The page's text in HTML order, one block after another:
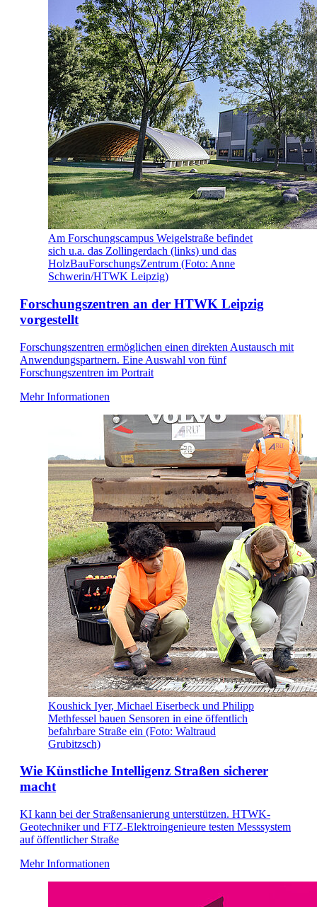
Am Forschungscampus Weigelstraße befindet
sich u.a. das Zollingerdach (links) und das
HolzBauForschungsZentrum (Foto: Anne
Schwerin/HTWK Leipzig)
Forschungszentren an der HTWK Leipzig
vorgestellt
Forschungszentren ermöglichen einen direkten Austausch mit
Anwendungspartnern. Eine Auswahl von fünf
Forschungszentren im Portrait
Mehr Informationen
Koushick Iyer, Michael Eiserbeck und Philipp
Methfessel bauen Sensoren in eine öffentlich
befahrbare Straße ein (Foto: Waltraud
Grubitzsch)
Wie Künstliche Intelligenz Straßen sicherer
macht
KI kann bei der Straßensanierung unterstützen. HTWK-
Geotechniker und FTZ-Elektroingenieure testen Messsystem
auf öffentlicher Straße
Mehr Informationen